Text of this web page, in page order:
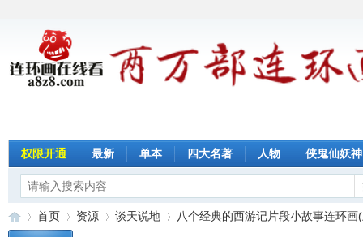
权限开通 最新 单本 四大名著 人物 侠鬼仙妖神
首页 资源 谈天说地 八个经典的西游记片段小故事连环画